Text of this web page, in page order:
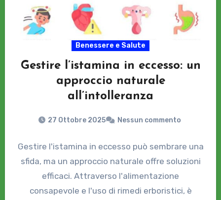
Benessere e Salute
Gestire l’istamina in eccesso: un
approccio naturale
all’intolleranza
27 Ottobre 2025 Nessun commento
Gestire l'istamina in eccesso può sembrare una
sfida, ma un approccio naturale offre soluzioni
efficaci. Attraverso l'alimentazione
consapevole e l'uso di rimedi erboristici, è